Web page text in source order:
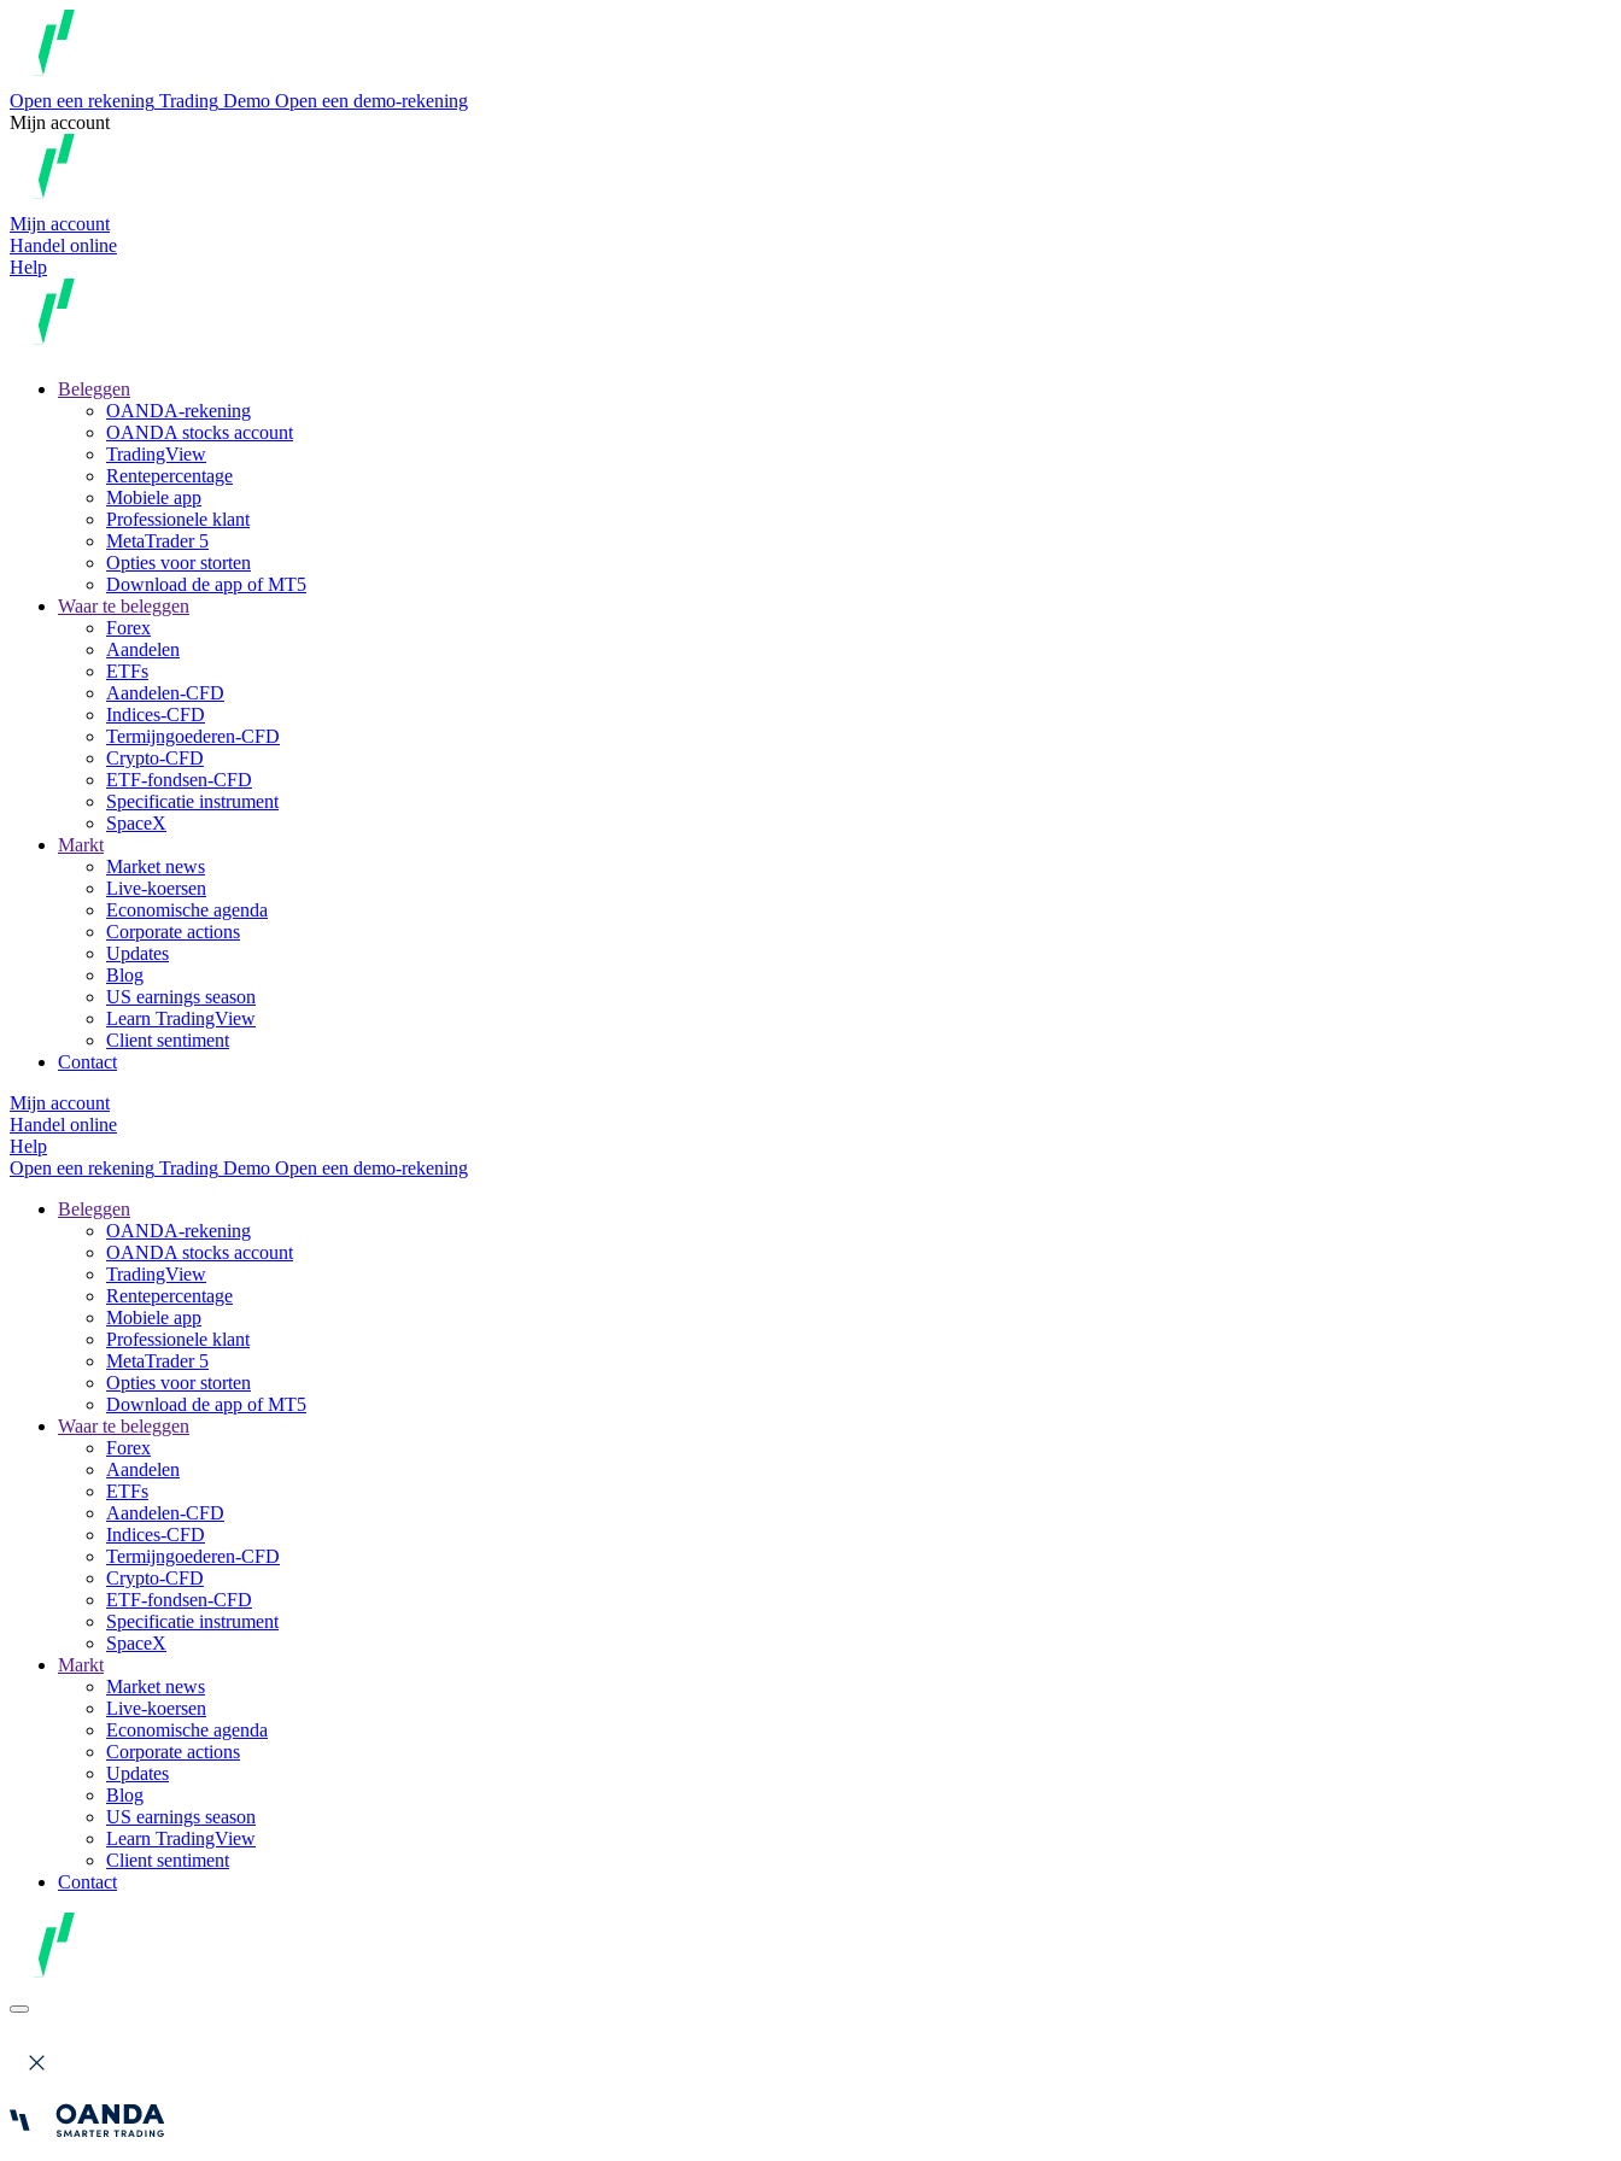
Open een rekening Trading Demo Open een demo-rekening
Mijn account
Mijn account
Handel online
Help
Beleggen
OANDA-rekening
OANDA stocks account
TradingView
Rentepercentage
Mobiele app
Professionele klant
MetaTrader 5
Opties voor storten
Download de app of MT5
Waar te beleggen
Forex
Aandelen
ETFs
Aandelen-CFD
Indices-CFD
Termijngoederen-CFD
Crypto-CFD
ETF-fondsen-CFD
Specificatie instrument
SpaceX
Markt
Market news
Live-koersen
Economische agenda
Corporate actions
Updates
Blog
US earnings season
Learn TradingView
Client sentiment
Contact
Mijn account
Handel online
Help
Open een rekening Trading Demo Open een demo-rekening
Beleggen
OANDA-rekening
OANDA stocks account
TradingView
Rentepercentage
Mobiele app
Professionele klant
MetaTrader 5
Opties voor storten
Download de app of MT5
Waar te beleggen
Forex
Aandelen
ETFs
Aandelen-CFD
Indices-CFD
Termijngoederen-CFD
Crypto-CFD
ETF-fondsen-CFD
Specificatie instrument
SpaceX
Markt
Market news
Live-koersen
Economische agenda
Corporate actions
Updates
Blog
US earnings season
Learn TradingView
Client sentiment
Contact